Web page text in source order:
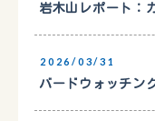
岩木山レポート：
2026/03/31
バードウォッチン